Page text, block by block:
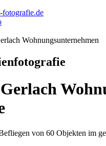
fotografie.de
Wohnungsunternehmen
von 60 Objekten im